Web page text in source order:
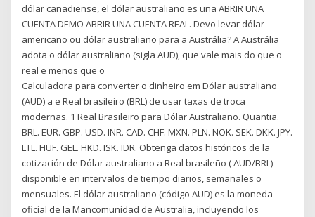
dólar canadiense, el dólar australiano es una ABRIR UNA
CUENTA DEMO ABRIR UNA CUENTA REAL. Devo levar dólar
americano ou dólar australiano para a Austrália? A Austrália
adota o dólar australiano (sigla AUD), que vale mais do que o
real e menos que o
Calculadora para converter o dinheiro em Dólar australiano
(AUD) a e Real brasileiro (BRL) de usar taxas de troca
modernas. 1 Real Brasileiro para Dólar Australiano. Quantia.
BRL. EUR. GBP. USD. INR. CAD. CHF. MXN. PLN. NOK. SEK. DKK. JPY.
LTL. HUF. GEL. HKD. ISK. IDR. Obtenga datos históricos de la
cotización de Dólar australiano a Real brasileño ( AUD/BRL)
disponible en intervalos de tiempo diarios, semanales o
mensuales. El dólar australiano (código AUD) es la moneda
oficial de la Mancomunidad de Australia, incluyendo los